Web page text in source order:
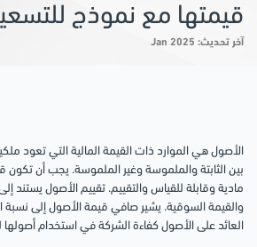
قيمتها مع نموذج
آخر تحديث: Jan 2025
الأصول هي الموارد ذات القيمة المالية التي تعود
بين الثابتة والملموسة وغير الملموسة. يجب أن تكون
مادية وقابلة للقياس والتقييم. تقييم الأصول يستند
والقيمة السوقية. يشير صافي قيمة الأصول إلى نسبة
العائد على الأصول كفاءة الشركة في استخدام أصولها